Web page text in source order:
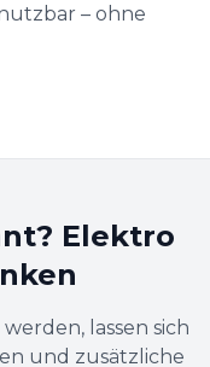
– ohne
Elektro
lassen sich
und zusätzliche